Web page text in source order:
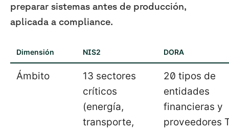
preparar sistemas antes de producción,
aplicada a compliance.
Dimensión NIS2 DORA
Ámbito
13 sectores
críticos
(energía,
transporte,
20 tipos de
entidades
financieras y
proveedores